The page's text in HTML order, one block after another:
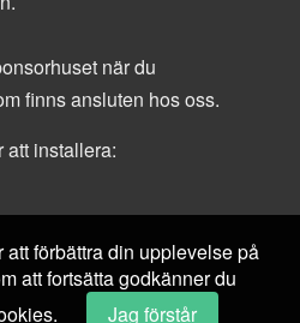
när du
finns ansluten hos oss.
installera:
förbättra din upplevelse på
att fortsätta godkänner du
Jag förstår